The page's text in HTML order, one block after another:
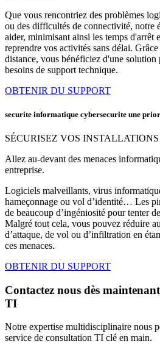
Que vous rencontriez des problèmes
ou des difficultés de connectivité, notre
aider, minimisant ainsi les temps d'arrêt
reprendre vos activités sans délai.
distance, vous bénéficiez d'une
besoins de support technique.
OBTENIR DU SUPPORT
securite informatique cybersecurite une
SÉCURISEZ VOS INSTALLATIONS
Allez au-devant des menaces
entreprise.
Logiciels malveillants, virus
hameçonnage ou vol d’identité… Les
de beaucoup d’ingéniosité pour tenter
Malgré tout cela, vous pouvez réduire
d’attaque, de vol ou d’infiltration en
ces menaces.
OBTENIR DU SUPPORT
Contactez nous dès
TI
Notre expertise multidisciplinaire nous
service de consultation TI clé en main.